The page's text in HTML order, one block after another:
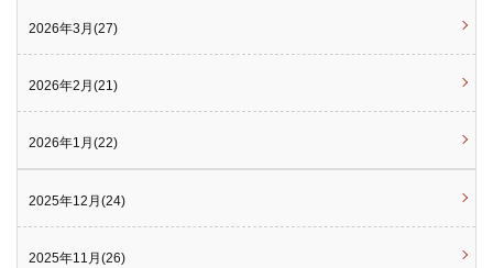
2026年3月(27)
2026年2月(21)
2026年1月(22)
2025年12月(24)
2025年11月(26)